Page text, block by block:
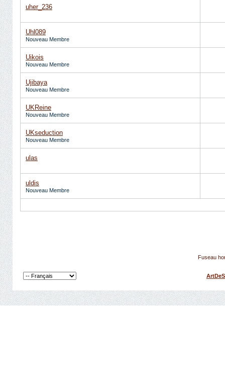
uher_236
Uhl089
Nouveau Membre
Uikois
Nouveau Membre
Ujibaya
Nouveau Membre
UKReine
Nouveau Membre
UKseduction
Nouveau Membre
ulas
uldis
Nouveau Membre
Fuseau